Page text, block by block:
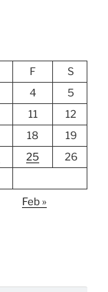
F
S
4
5
11
12
18
19
25
26
Feb »